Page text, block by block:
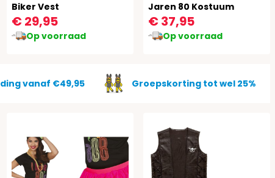
Biker Vest
€ 29,95
Op voorraad
Jaren 80 Kostuum
€ 37,95
Op voorraad
vanaf €49,95 Groepskorting tot wel 25%